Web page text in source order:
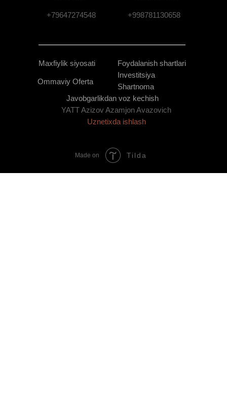
Maxfiylik siyosati
Ommaviy Oferta
Foydalanish shartlari
Shartnoma
YATT Azizov Azamjon Avazovich
Uznetixda ishlash
+79647274548 +998781130658
Javobgarlikdan voz kechish
Investitsiya
Made on Tilda